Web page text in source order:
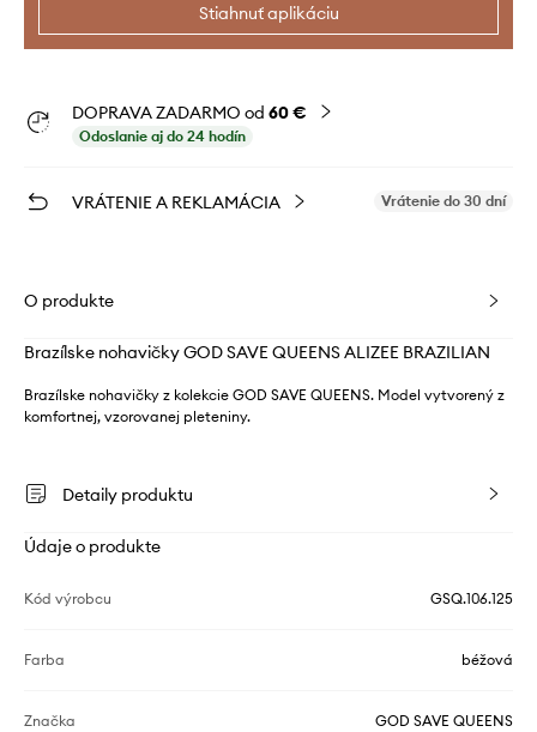
Stiahnuť aplikáciu
DOPRAVA ZADARMO od 60 €
Odoslanie aj do 24 hodín
VRÁTENIE A REKLAMÁCIA Vrátenie do 30 dní
O produkte
Brazílske nohavičky GOD SAVE QUEENS ALIZEE BRAZILIAN
Brazílske nohavičky z kolekcie GOD SAVE QUEENS. Model vytvorený z
komfortnej, vzorovanej pleteniny.
Detaily produktu
Údaje o produkte
Kód výrobcu GSQ.106.125
Farba béžová
Značka GOD SAVE QUEENS